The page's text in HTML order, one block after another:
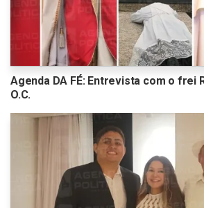
Agenda DA FÉ: Entrevista com o frei
O.C.